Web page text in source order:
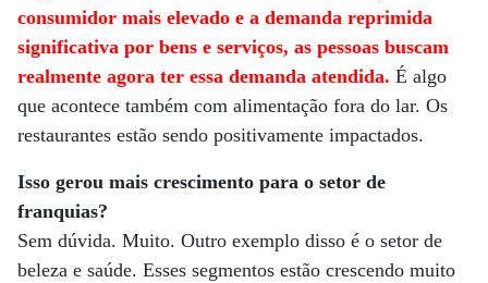
consumidor mais elevado e a demanda reprimida
significativa por bens e serviços, as pessoas buscam
realmente agora ter essa demanda atendida. É algo
que acontece também com alimentação fora do lar. Os
restaurantes estão sendo positivamente impactados.
Isso gerou mais crescimento para o setor de
franquias?
Sem dúvida. Muito. Outro exemplo disso é o setor de
beleza e saúde. Esses segmentos estão crescendo muito